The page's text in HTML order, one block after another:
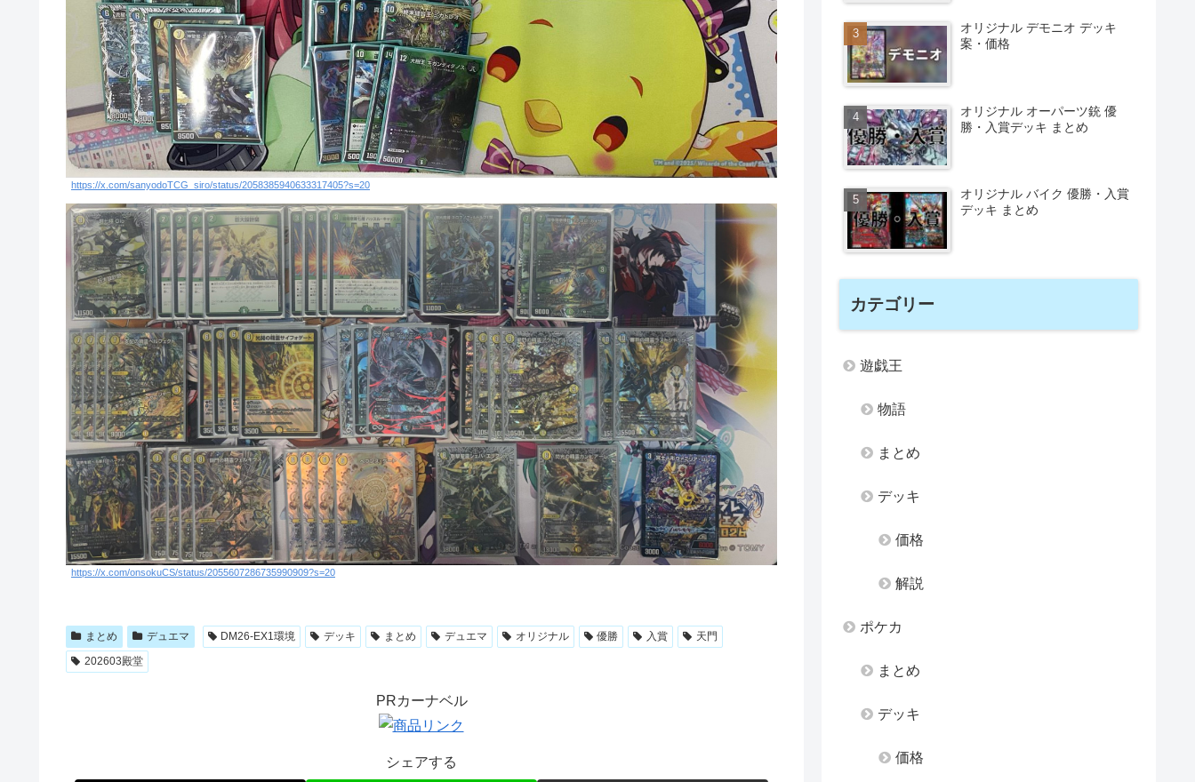
https://x.com/sanyodoTCG_siro/status/2058385940633317405?s=20
https://x.com/onsokuCS/status/2055607286735990909?s=20
まとめ デュエマ DM26-EX1環境 デッキ まとめ デュエマ オリジナル 優勝 入賞
天門
202603殿堂
PRカーナベル
シェアする
オリジナル デモニオ デッキ
案・価格
オリジナル オーパーツ銃 優
勝・入賞デッキ まとめ
オリジナル バイク 優勝・入賞
デッキ まとめ
カテゴリー
遊戯王
物語
まとめ
デッキ
価格
解説
ポケカ
まとめ
デッキ
価格